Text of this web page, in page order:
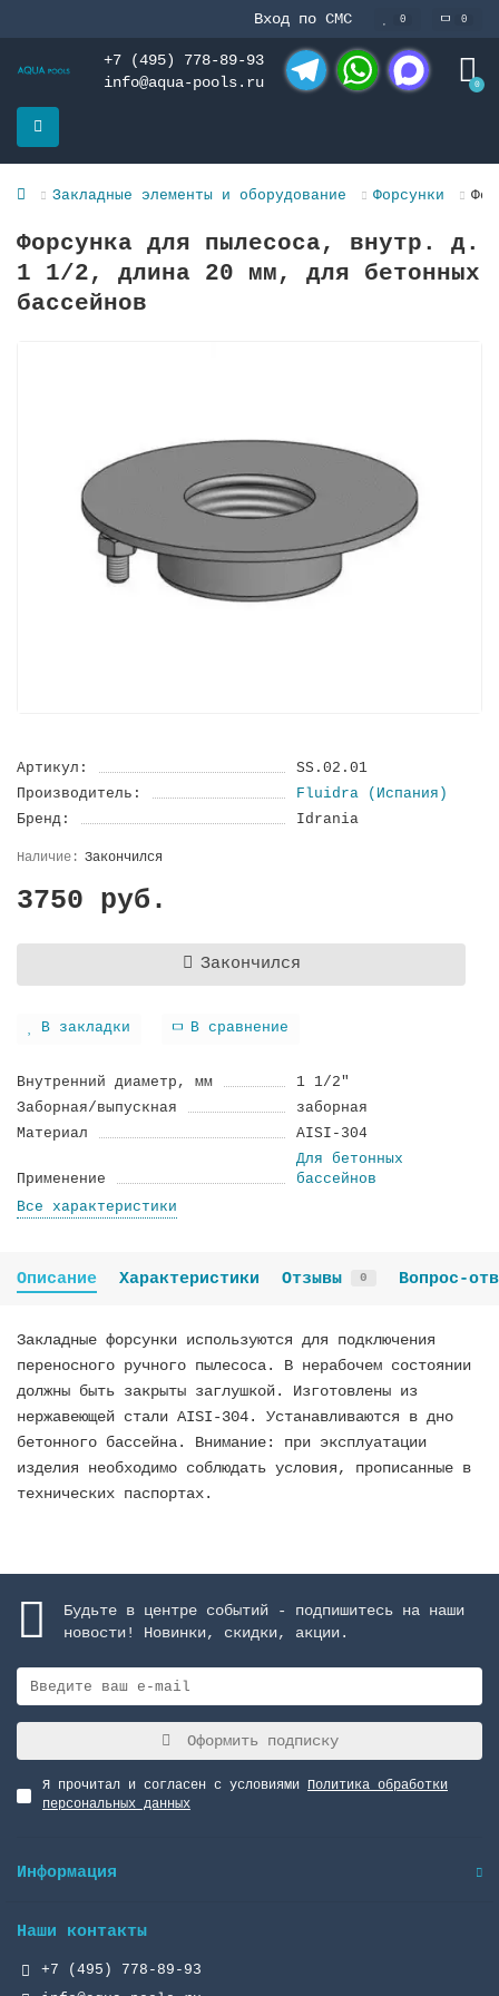
Вход по СМС 0 0
+7 (495) 778-89-93
info@aqua-pools.ru
0
Закладные элементы и оборудование Форсунки
Форсунка для пылесоса, внутр. д.
1 1/2, длина 20 мм, для бетонных
бассейнов
Артикул:
SS.02.01
Производитель:
Fluidra (Испания)
Бренд:
Idrania
Закончился
3750 руб.
Закончился
В закладки В сравнение
Внутренний диаметр, мм
1 1/2"
Заборная/выпускная
заборная
Материал
AISI-304
Применение
Для бетонных
бассейнов
Все характеристики
Описание Характеристики Отзывы 0 Вопрос-
Закладные форсунки используются для подключения
переносного ручного пылесоса. В нерабочем состоянии
должны быть закрыты заглушкой. Изготовлены из
нержавеющей стали AISI-304. Устанавливаются в дно
бетонного бассейна. Внимание: при эксплуатации
изделия необходимо соблюдать условия, прописанные в
технических паспортах.
Будьте в центре событий - подпишитесь на наши
новости! Новинки, скидки, акции.
Оформить подписку
Я прочитал и согласен с условиями Политика обработки
персональных данных
Информация
Наши контакты
+7 (495) 778-89-93